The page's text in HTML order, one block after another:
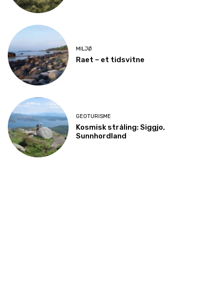
MILJØ
Raet – et tidsvitne
GEOTURISME
Kosmisk stråling: Siggjo,
Sunnhordland